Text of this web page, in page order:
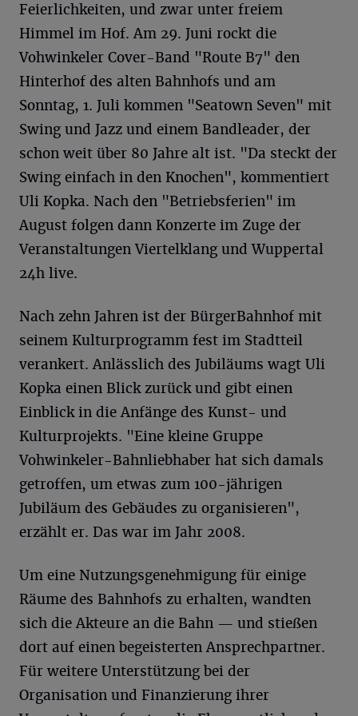
Feierlichkeiten, und zwar unter freiem
Himmel im Hof. Am 29. Juni rockt die
Vohwinkeler Cover-Band "Route B7" den
Hinterhof des alten Bahnhofs und am
Sonntag, 1. Juli kommen "Seatown Seven" mit
Swing und Jazz und einem Bandleader, der
schon weit über 80 Jahre alt ist. "Da steckt der
Swing einfach in den Knochen", kommentiert
Uli Kopka. Nach den "Betriebsferien" im
August folgen dann Konzerte im Zuge der
Veranstaltungen Viertelklang und Wuppertal
24h live.
Nach zehn Jahren ist der BürgerBahnhof mit
seinem Kulturprogramm fest im Stadtteil
verankert. Anlässlich des Jubiläums wagt Uli
Kopka einen Blick zurück und gibt einen
Einblick in die Anfänge des Kunst- und
Kulturprojekts. "Eine kleine Gruppe
Vohwinkeler-Bahnliebhaber hat sich damals
getroffen, um etwas zum 100-jährigen
Jubiläum des Gebäudes zu organisieren",
erzählt er. Das war im Jahr 2008.
Um eine Nutzungsgenehmigung für einige
Räume des Bahnhofs zu erhalten, wandten
sich die Akteure an die Bahn — und stießen
dort auf einen begeisterten Ansprechpartner.
Für weitere Unterstützung bei der
Organisation und Finanzierung ihrer